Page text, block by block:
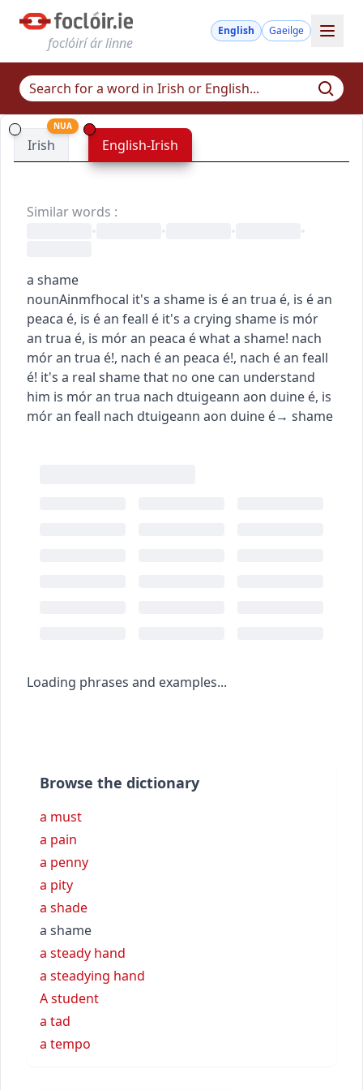
foclóirí ár linne
English Gaeilge
Irish
NUA
English-Irish
Similar words :
•
• • •
a shame
nounAinmfhocal it's a shame is é an trua é, is é an
peaca é, is é an feall é it's a crying shame is mór
an trua é, is mór an peaca éwhat a shame! nach
mór an trua é!, nach é an peaca é!, nach é an feall
é! it's a real shame that no one can understand
him is mór an trua nach dtuigeann aon duine é, is
mór an feall nach dtuigeann aon duine é→ shame
Loading phrases and examples...
Browse the dictionary
a must
a pain
a penny
a pity
a shade
a shame
a steady hand
a steadying hand
A student
a tad
a tempo